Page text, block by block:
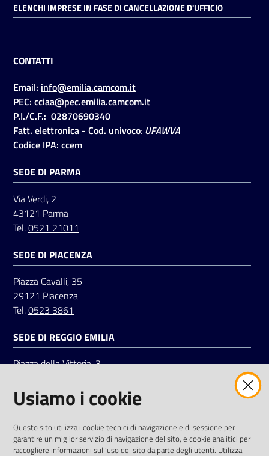
ELENCHI IMPRESE IN FASE DI CANCELLAZIONE D'UFFICIO
CONTATTI
Email: info@emilia.camcom.it
PEC: cciaa@pec.emilia.camcom.it
P.I./C.F.: 02870690340
Fatt. elettronica - Cod. univoco: UFAWVA
Codice IPA: ccem
SEDE DI PARMA
Via Verdi, 2
43121 Parma
Tel.0521 21011
SEDE DI PIACENZA
Piazza Cavalli, 35
29121 Piacenza
Tel.0523 3861
SEDE DI REGGIO EMILIA
Piazza della Vittoria, 3
Tel.0522 7961
LinkedinFacebookInstagram
Usiamo i cookie
Questo sito utilizza i cookie tecnici di navigazione e di sessione per
garantire un miglior servizio di navigazione del sito, e cookie analitici per
raccogliere informazioni sull'uso del sito da parte degli utenti. Utilizza